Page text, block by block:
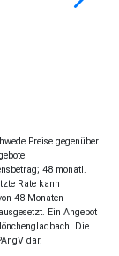
Preise gegenüber
48 monatl.
Rate kann
48 Monaten
Ein Angebot
Die
dar.